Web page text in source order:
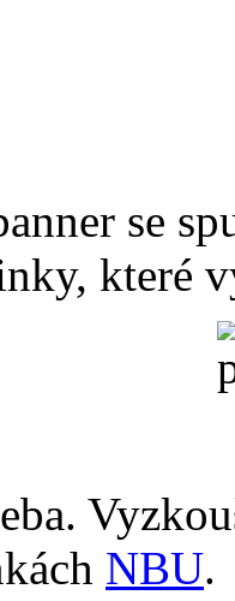
se
které
NBU.